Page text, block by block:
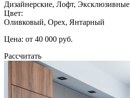
Дизайнерские, Лофт, Эксклюзивные
Цвет:
Оливковый, Орех, Янтарный
Цена: от 40 000 руб.
Рассчитать